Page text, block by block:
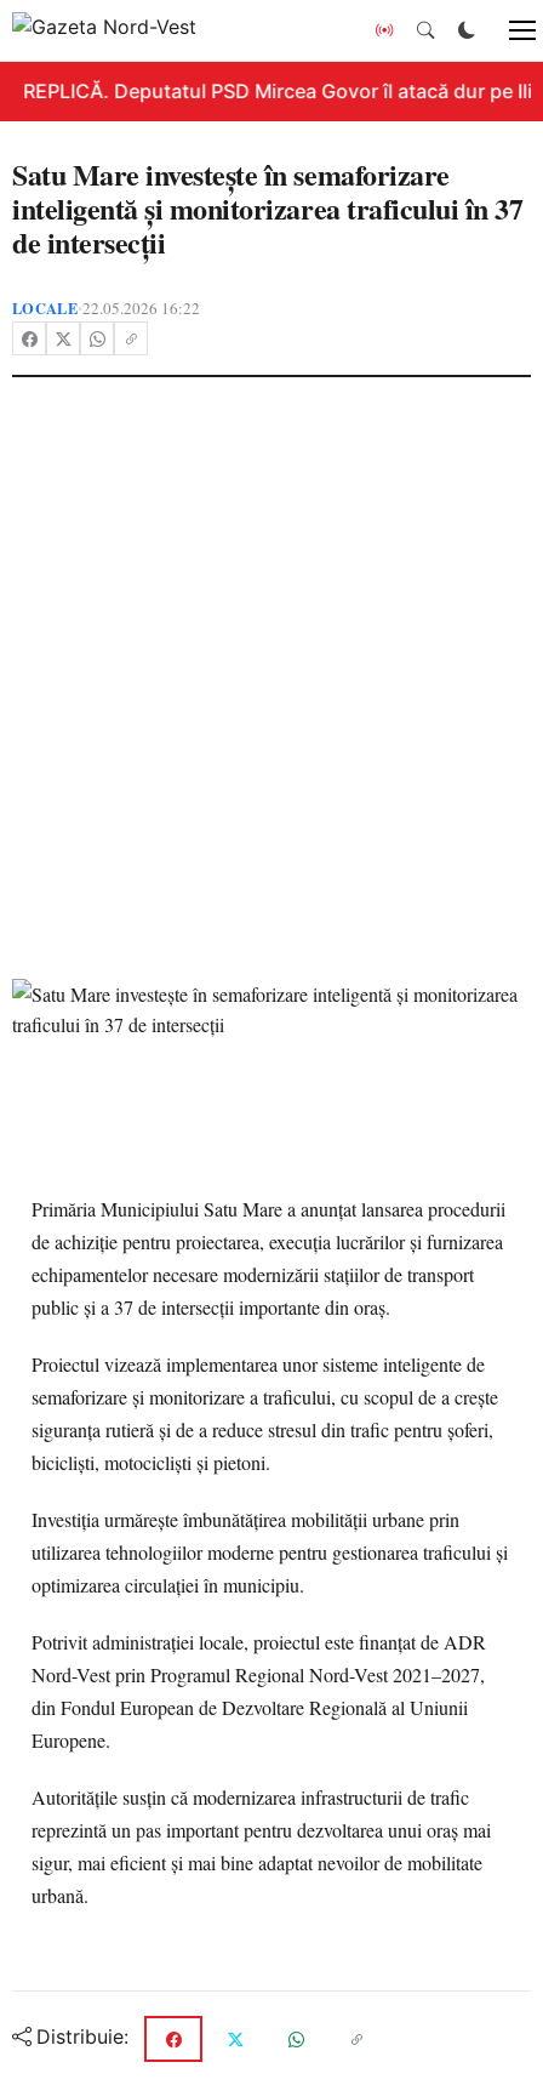
REPLICĂ. Deputatul PSD Mircea Govor îl atacă dur pe
Satu Mare investește în semaforizare
inteligentă și monitorizarea traficului în 37
de intersecții
LOCALE•22.05.2026 16:22
Primăria Municipiului Satu Mare a anunțat lansarea procedurii
de achiziție pentru proiectarea, execuția lucrărilor și furnizarea
echipamentelor necesare modernizării stațiilor de transport
public și a 37 de intersecții importante din oraș.
Proiectul vizează implementarea unor sisteme inteligente de
semaforizare și monitorizare a traficului, cu scopul de a crește
siguranța rutieră și de a reduce stresul din trafic pentru șoferi,
bicicliști, motocicliști și pietoni.
Investiția urmărește îmbunătățirea mobilității urbane prin
utilizarea tehnologiilor moderne pentru gestionarea traficului și
optimizarea circulației în municipiu.
Potrivit administrației locale, proiectul este finanțat de ADR
Nord-Vest prin Programul Regional Nord-Vest 2021–2027,
din Fondul European de Dezvoltare Regională al Uniunii
Europene.
Autoritățile susțin că modernizarea infrastructurii de trafic
reprezintă un pas important pentru dezvoltarea unui oraș mai
sigur, mai eficient și mai bine adaptat nevoilor de mobilitate
urbană.
Distribuie: